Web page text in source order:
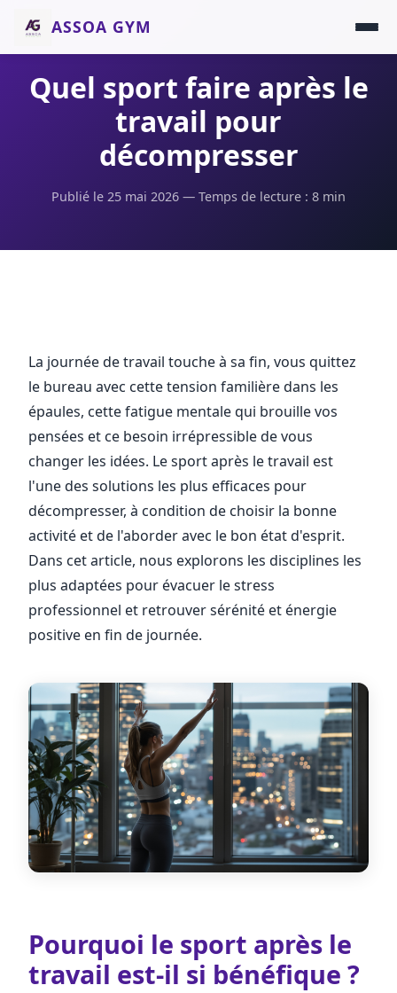
ASSOA GYM
Quel sport faire après le
travail pour
décompresser
Publié le 25 mai 2026 — Temps de lecture : 8 min
La journée de travail touche à sa fin, vous quittez
le bureau avec cette tension familière dans les
épaules, cette fatigue mentale qui brouille vos
pensées et ce besoin irrépressible de vous
changer les idées. Le sport après le travail est
l'une des solutions les plus efficaces pour
décompresser, à condition de choisir la bonne
activité et de l'aborder avec le bon état d'esprit.
Dans cet article, nous explorons les disciplines les
plus adaptées pour évacuer le stress
professionnel et retrouver sérénité et énergie
positive en fin de journée.
Pourquoi le sport après le
travail est-il si bénéfique ?